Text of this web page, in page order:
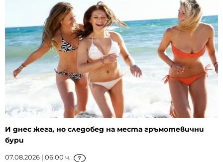
И днес жега, но следобед на места гръмотевични
бури
07.08.2026 | 06:00 ч. 7